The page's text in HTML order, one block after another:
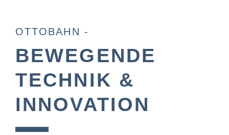
OTTOBAHN -
BEWEGENDE
TECHNIK &
INNOVATION